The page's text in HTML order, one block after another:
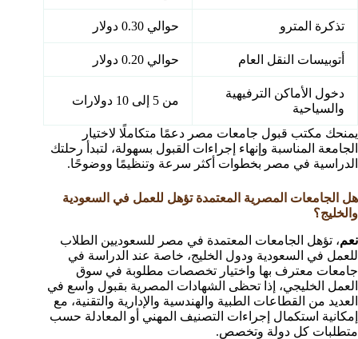
تذكرة المترو حوالي 0.30 دولار
أتوبيسات النقل العام حوالي 0.20 دولار
دخول الأماكن الترفيهية
والسياحية
من 5 إلى 10 دولارات
يمنحك مكتب قبول جامعات مصر دعمًا متكاملًا لاختيار
الجامعة المناسبة وإنهاء إجراءات القبول بسهولة، لتبدأ رحلتك
الدراسية في مصر بخطوات أكثر سرعة وتنظيمًا ووضوحًا.
هل الجامعات المصرية المعتمدة تؤهل للعمل في السعودية
والخليج؟
نعم، تؤهل الجامعات المعتمدة في مصر للسعوديين الطلاب
للعمل في السعودية ودول الخليج، خاصة عند الدراسة في
جامعات معترف بها واختيار تخصصات مطلوبة في سوق
العمل الخليجي، إذا تحظى الشهادات المصرية بقبول واسع في
العديد من القطاعات الطبية والهندسية والإدارية والتقنية، مع
إمكانية استكمال إجراءات التصنيف المهني أو المعادلة حسب
متطلبات كل دولة وتخصص.